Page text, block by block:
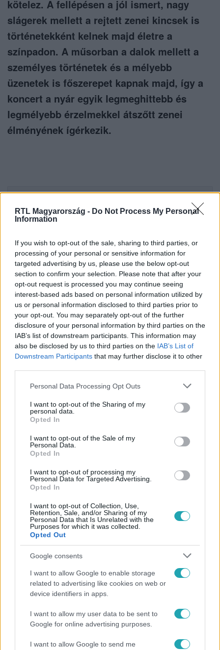
RTL Magyarország - Do Not Process My Personal
Information
If you wish to opt-out of the sale, sharing to third parties, or
processing of your personal or sensitive information for
targeted advertising by us, please use the below opt-out
section to confirm your selection. Please note that after your
opt-out request is processed you may continue seeing
interest-based ads based on personal information utilized by
us or personal information disclosed to third parties prior to
your opt-out. You may separately opt-out of the further
disclosure of your personal information by third parties on the
IAB’s list of downstream participants. This information may
also be disclosed by us to third parties on the IAB’s List of
Downstream Participants that may further disclose it to other
Please note that this website/app uses one or more Google
not limited to your visit or usage behaviour. You may click to
grant or deny consent to Google and its third-party tags to
use your data for below specified purposes in below Google
consent section.
Personal Data Processing Opt Outs
I want to opt-out of the Sharing of my
personal data.
Opted In
I want to opt-out of the Sale of my
Personal Data.
Opted In
I want to opt-out of processing my
Personal Data for Targeted Advertising.
Opted In
I want to opt-out of Collection, Use,
Retention, Sale, and/or Sharing of my
Personal Data that Is Unrelated with the
Purposes for which it was collected.
Opted Out
Google consents
I want to allow Google to enable storage
related to advertising like cookies on web or
device identifiers in apps.
I want to allow my user data to be sent to
Google for online advertising purposes.
I want to allow Google to send me
kötelez. A fellépésen a jól ismert, nagy
slágerek mellett a rejtett zenei kincsek is
történetekként kelnek majd életre a
színpadon. A műsorban a dalok mellett a
személyes történetek és a mélyebb
üzenetek is főszerepet kapnak majd, így a
koncert a nyár egyik legmeghittebb és
legmélyebb érzelmekkel átszőtt zenei
élményének ígérkezik.
legyen a Google-találatokban!
Kövess minket, és értesülj a friss hírekről a
Facebookon is!
REGGELI #RTL #ADÁSRÉSZLETEK VIDEÓ
NYÁRI ESEMÉNY
CARAMEL #MARGITSZIGETI SZABADTÉRI SZÍNPAD
ZENE # KONCERT
MAGYAR DALSZERZŐ #PROGRAMAJÁNLÓ
Népszerű